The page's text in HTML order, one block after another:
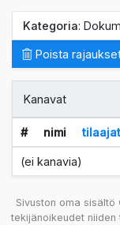
Kategoria:
Poista
Kanavat
# nimi tilaajat
(ei kanavia)
Sivuston oma
tekijänoikeudet niiden